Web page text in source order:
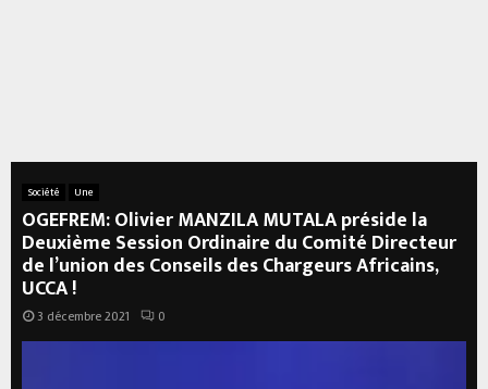
Société Une
OGEFREM: Olivier MANZILA MUTALA préside la
Deuxième Session Ordinaire du Comité Directeur
de l’union des Conseils des Chargeurs Africains,
UCCA !
3 décembre 2021 0